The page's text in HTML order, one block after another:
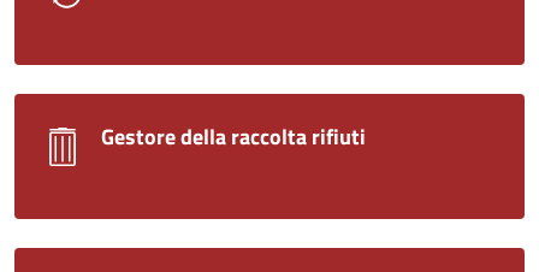
Gestore della raccolta rifiuti